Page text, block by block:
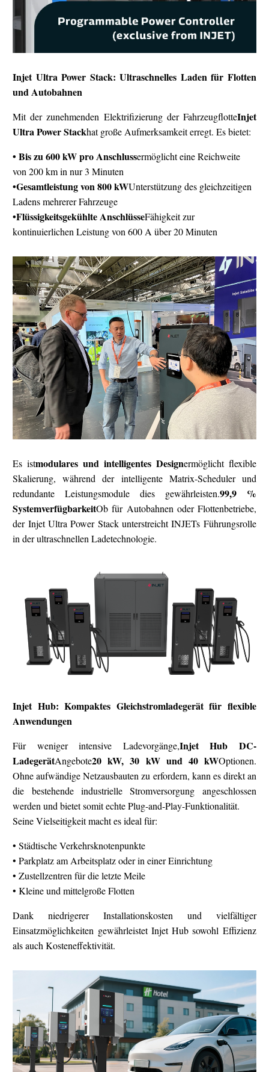
Injet Ultra Power Stack: Ultraschnelles Laden für Flotten
und Autobahnen
Mit der zunehmenden Elektrifizierung der FahrzeugflotteInjet
Ultra Power Stackhat große Aufmerksamkeit erregt. Es bietet:
• Bis zu 600 kW pro Anschlussermöglicht eine Reichweite
von 200 km in nur 3 Minuten
•Gesamtleistung von 800 kWUnterstützung des gleichzeitigen
Ladens mehrerer Fahrzeuge
•Flüssigkeitsgekühlte AnschlüsseFähigkeit zur
kontinuierlichen Leistung von 600 A über 20 Minuten
Es istmodulares und intelligentes Designermöglicht flexible
Skalierung, während der intelligente Matrix-Scheduler und
redundante Leistungsmodule dies gewährleisten.99,9 %
SystemverfügbarkeitOb für Autobahnen oder Flottenbetriebe,
der Injet Ultra Power Stack unterstreicht INJETs Führungsrolle
in der ultraschnellen Ladetechnologie.
Injet Hub: Kompaktes Gleichstromladegerät für flexible
Anwendungen
Für weniger intensive Ladevorgänge,Injet Hub DC-
LadegerätAngebote20 kW, 30 kW und 40 kWOptionen.
Ohne aufwändige Netzausbauten zu erfordern, kann es direkt an
die bestehende industrielle Stromversorgung angeschlossen
werden und bietet somit echte Plug-and-Play-Funktionalität.
Seine Vielseitigkeit macht es ideal für:
• Städtische Verkehrsknotenpunkte
• Parkplatz am Arbeitsplatz oder in einer Einrichtung
• Zustellzentren für die letzte Meile
• Kleine und mittelgroße Flotten
Dank niedrigerer Installationskosten und vielfältiger
Einsatzmöglichkeiten gewährleistet Injet Hub sowohl Effizienz
als auch Kosteneffektivität.